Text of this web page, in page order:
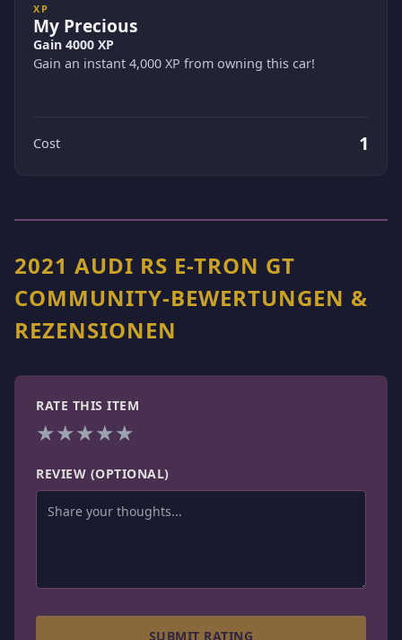
XP
My Precious
Gain 4000 XP
Gain an instant 4,000 XP from owning this car!
Cost 1
2021 AUDI RS E-TRON GT
COMMUNITY-BEWERTUNGEN &
REZENSIONEN
RATE THIS ITEM
★★★★★
REVIEW (OPTIONAL)
SUBMIT RATING